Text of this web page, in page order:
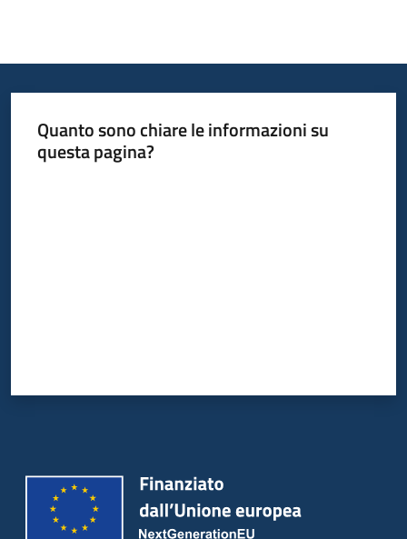
Quanto sono chiare le informazioni su
questa pagina?